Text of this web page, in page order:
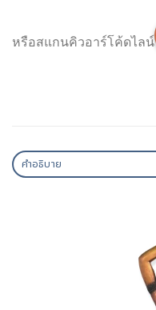
หรือสแกนคิวอาร์โค้ดไลน์
คำอธิบาย